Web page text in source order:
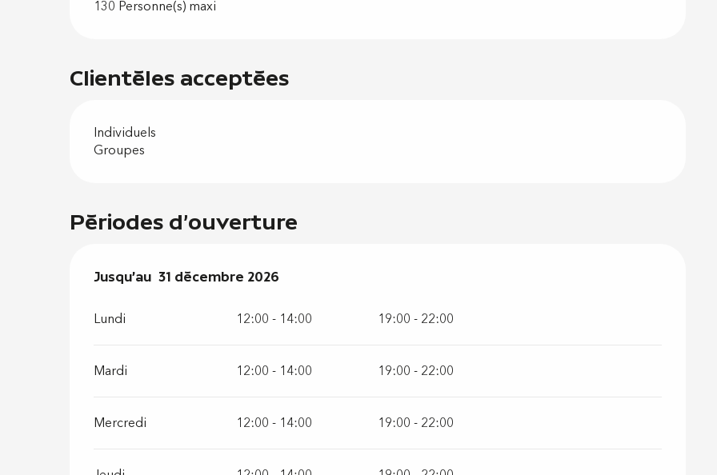
130 Personne(s) maxi
Clientèles acceptées
Individuels
Groupes
Périodes d'ouverture
Du21 janvier 2026au31 décembre 2026
Jusqu'au 31 décembre 2026
Lundi 12:00 - 14:00 19:00 - 22:00
Mardi 12:00 - 14:00 19:00 - 22:00
Mercredi 12:00 - 14:00 19:00 - 22:00